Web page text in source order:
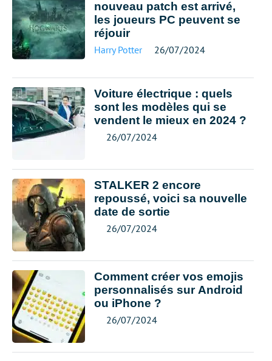
nouveau patch est arrivé,
les joueurs PC peuvent se
réjouir
Harry Potter 26/07/2024
Voiture électrique : quels
sont les modèles qui se
vendent le mieux en 2024 ?
26/07/2024
STALKER 2 encore
repoussé, voici sa nouvelle
date de sortie
26/07/2024
Comment créer vos emojis
personnalisés sur Android
ou iPhone ?
26/07/2024